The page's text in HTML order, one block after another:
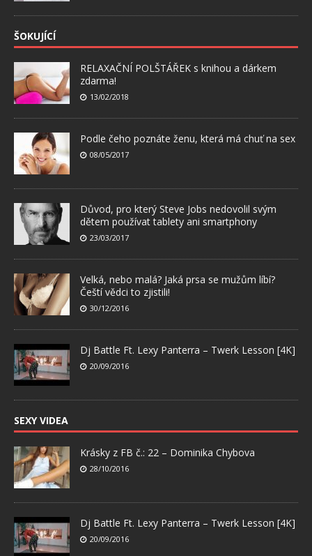
ŠOKUJÍCÍ
RELAXAČNÍ POLŠTÁŘEK s knihou a dárkem
zdarma!
13/02/2018
Podle čeho poznáte ženu, která má chuť na sex
08/05/2017
Důvod, pro který Steve Jobs nedovolil svým
dětem používat tablety ani smartphony
23/03/2017
Velká, nebo malá? Jaká prsa se mužům líbí?
Čeští vědci to zjistili!
30/12/2016
Dj Battle Ft. Lexy Panterra – Twerk Lesson [4K]
20/09/2016
SEXY VIDEA
Krásky z FB č.: 22 – Dominika Chybova
28/10/2016
Dj Battle Ft. Lexy Panterra – Twerk Lesson [4K]
20/09/2016